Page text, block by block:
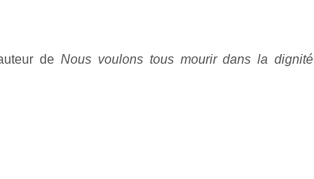
deNous voulons tous mourir dans la dignité